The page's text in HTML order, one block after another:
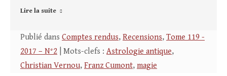
Lire la suite
Publié dans Comptes rendus, Recensions, Tome 119 -
2017 – N°2 | Mots-clefs : Astrologie antique,
Christian Vernou, Franz Cumont, magie